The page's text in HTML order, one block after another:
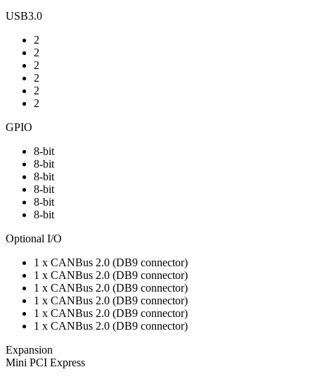
USB3.0
2
2
2
2
2
2
GPIO
8-bit
8-bit
8-bit
8-bit
8-bit
8-bit
Optional I/O
1 x CANBus 2.0 (DB9 connector)
1 x CANBus 2.0 (DB9 connector)
1 x CANBus 2.0 (DB9 connector)
1 x CANBus 2.0 (DB9 connector)
1 x CANBus 2.0 (DB9 connector)
1 x CANBus 2.0 (DB9 connector)
Expansion
Mini PCI Express